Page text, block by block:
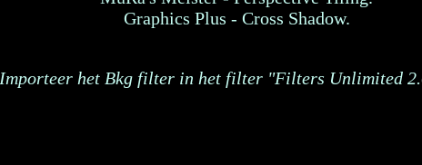
Graphics Plus - Cross Shadow.
het Bkg filter in het filter "Filters Unlimited